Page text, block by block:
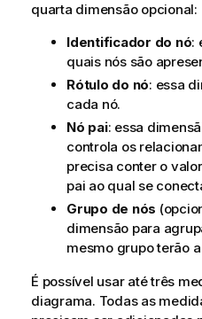
quarta dimensão opcional:
Identificador do nó:
quais nós são
Rótulo do nó: essa
cada nó.
Nó pai: essa
controla os
precisa conter o
pai ao qual se
Grupo de nós
dimensão para
mesmo grupo terão
É possível usar até três
diagrama. Todas as